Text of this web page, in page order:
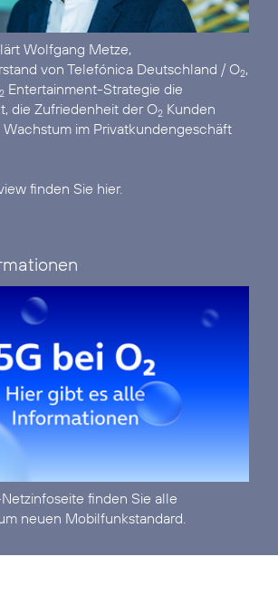
Wolfgang Metze,
von Telefónica Deutschland / O2,
2 Entertainment-Strategie die
die Zufriedenheit der O2 Kunden
im Privatkundengeschäft
finden Sie hier.
finden Sie alle
neuen Mobilfunkstandard.